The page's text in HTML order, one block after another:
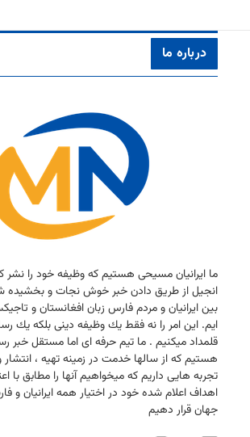
درباره ما
ما ایرانیان مسیحی هستیم كه وظیفه خود را نشر
انجیل از طریق دادن خبر خوش نجات و بخشیده
بین ایرانیان و مردم فارس زبان افغانستان و
ایم. این امر را نه فقط یك وظیفه دینی بلكه یك
قلمداد میكنیم . ما تیم حرفه ای اما مستقل خبر
هستیم كه از سالها خدمت در زمینه تهیه ،
تجربه هایی داریم كه میخواهیم آنها را مطابق با
اهداف اعلام شده خود در اختیار همه ایرانیان و
جهان قرار دهیم